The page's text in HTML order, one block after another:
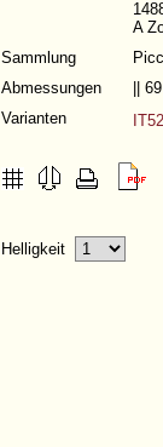
A
Sammlung
Abmessungen
||
Varianten
Helligkeit